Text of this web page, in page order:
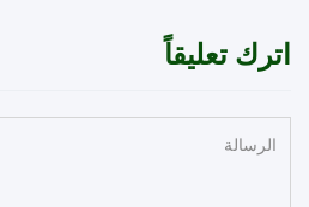
تعليقاً